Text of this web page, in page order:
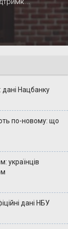
дані Нацбанку
по-новому: що
українців
дані НБУ